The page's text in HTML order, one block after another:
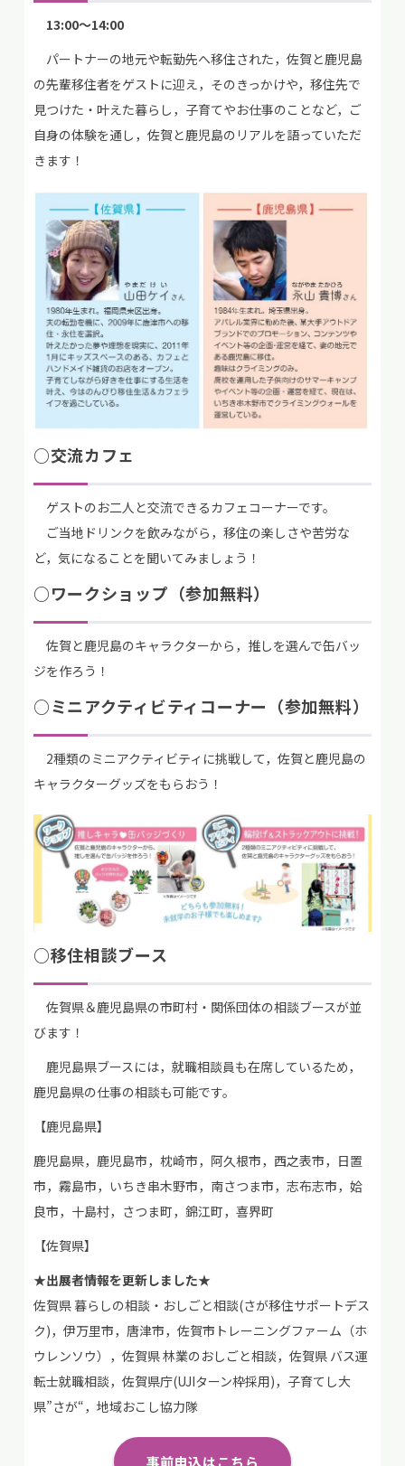
13:00～14:00
パートナーの地元や転勤先へ移住された，佐賀と鹿児島
の先輩移住者をゲストに迎え，そのきっかけや，移住先で
見つけた・叶えた暮らし，子育てやお仕事のことなど，ご
自身の体験を通し，佐賀と鹿児島のリアルを語っていただ
きます！
○交流カフェ
ゲストのお二人と交流できるカフェコーナーです。
ご当地ドリンクを飲みながら，移住の楽しさや苦労な
ど，気になることを聞いてみましょう！
○ワークショップ（参加無料）
佐賀と鹿児島のキャラクターから，推しを選んで缶バッ
ジを作ろう！
○ミニアクティビティコーナー（参加無料）
2種類のミニアクティビティに挑戦して，佐賀と鹿児島の
キャラクターグッズをもらおう！
○移住相談ブース
佐賀県＆鹿児島県の市町村・関係団体の相談ブースが並
びます！
鹿児島県ブースには，就職相談員も在席しているため，
鹿児島県の仕事の相談も可能です。
【鹿児島県】
鹿児島県，鹿児島市，枕崎市，阿久根市，西之表市，日置
市，霧島市，いちき串木野市，南さつま市，志布志市，姶
良市，十島村，さつま町，錦江町，喜界町
【佐賀県】
★出展者情報を更新しました★
佐賀県 暮らしの相談・おしごと相談(さが移住サポートデス
ク)，伊万里市，唐津市，佐賀市トレーニングファーム（ホ
ウレンソウ），佐賀県 林業のおしごと相談，佐賀県 バス運
転士就職相談，佐賀県庁(UJIターン枠採用)，子育てし大
県”さが“，地域おこし協力隊
事前申込はこちら